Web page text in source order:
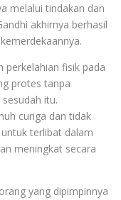
melalui tindakan dan
akhirnya berhasil
perkelahian fisik pada
protes tanpa
itu.
curiga dan tidak
terlibat dalam
meningkat secara
yang dipimpinnya